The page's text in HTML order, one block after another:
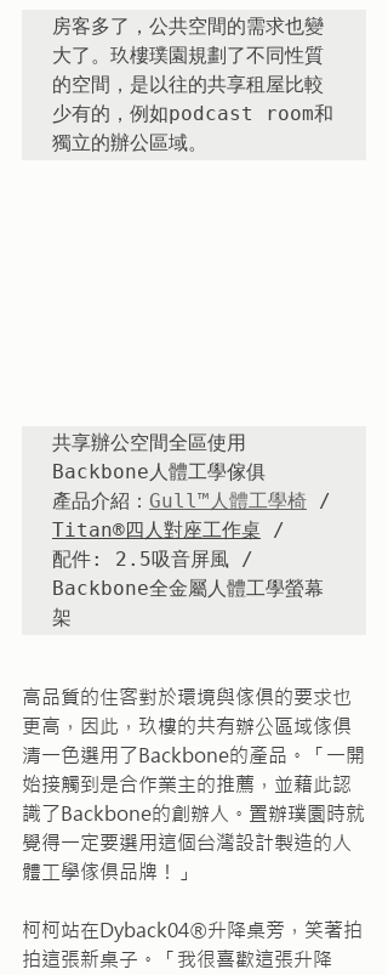
房客多了，公共空間的需求也變
大了。玖樓璞園規劃了不同性質
的空間，是以往的共享租屋比較
少有的，例如podcast room和
獨立的辦公區域。
共享辦公空間全區使用
Backbone人體工學傢俱
產品介紹： Gull™人體工學椅
Titan®四人對座工作桌 /
配件: 2.5吸音屏風 /
Backbone全金屬人體工學螢幕
架
高品質的住客對於環境與傢俱的要求也
更高，因此，玖樓的共有辦公區域傢俱
清一色選用了Backbone的產品。「一開
始接觸到是合作業主的推薦，並藉此認
識了Backbone的創辦人。置辦璞園時就
覺得一定要選用這個台灣設計製造的人
體工學傢俱品牌！」
柯柯站在Dyback04®升降桌旁，笑著拍
拍這張新桌子。「我很喜歡這張升降